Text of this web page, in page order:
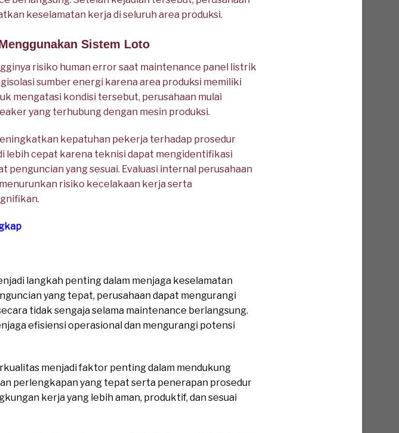
keselamatan kerja di seluruh area produksi.
Sistem Loto
risiko human error saat maintenance panel listrik
sumber energi karena area produksi memiliki
mengatasi kondisi tersebut, perusahaan mulai
yang terhubung dengan mesin produksi.
kepatuhan pekerja terhadap prosedur
lebih cepat karena teknisi dapat mengidentifikasi
yang sesuai. Evaluasi internal perusahaan
risiko kecelakaan kerja serta
langkah penting dalam menjaga keselamatan
yang tepat, perusahaan dapat mengurangi
tidak sengaja selama maintenance berlangsung.
efisiensi operasional dan mengurangi potensi
menjadi faktor penting dalam mendukung
perlengkapan yang tepat serta penerapan prosedur
kerja yang lebih aman, produktif, dan sesuai